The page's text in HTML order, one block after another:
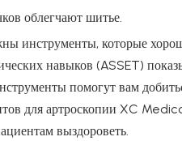
облегчают шитье.
инструменты, которые
навыков (ASSET)
помогут вам
для артроскопии XC
выздороветь.